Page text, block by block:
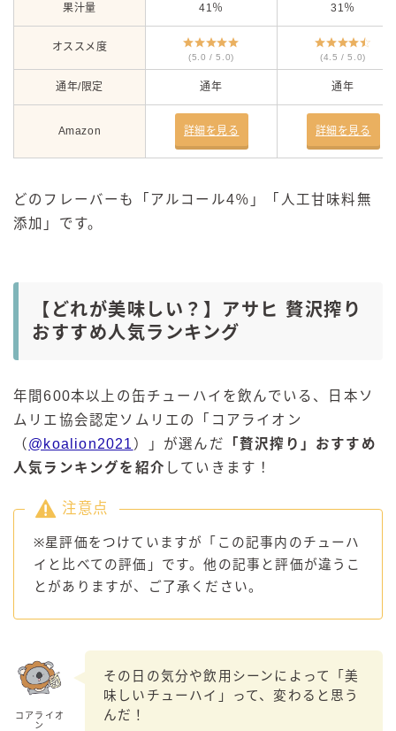
果汁量 41％ 31％
オススメ度
(5.0 / 5.0) (4.5 / 5.0)
通年/限定 通年 通年
Amazon 詳細を見る 詳細を見る
どのフレーバーも「アルコール4％」「人工甘味料無
添加」です。
【どれが美味しい？】アサヒ 贅沢搾り
おすすめ人気ランキング
年間600本以上の缶チューハイを飲んでいる、日本ソ
ムリエ協会認定ソムリエの「コアライオン
（ @koalion2021 ）」が選んだ
「贅沢搾り」おすすめ
人気ランキングを紹介 していきます！
注意点
※星評価をつけていますが「この記事内のチューハ
イと比べての評価」です。他の記事と評価が違うこ
とがありますが、ご了承ください。
コアライオ
ン
その日の気分や飲用シーンによって「美
味しいチューハイ」って、変わると思う
んだ！